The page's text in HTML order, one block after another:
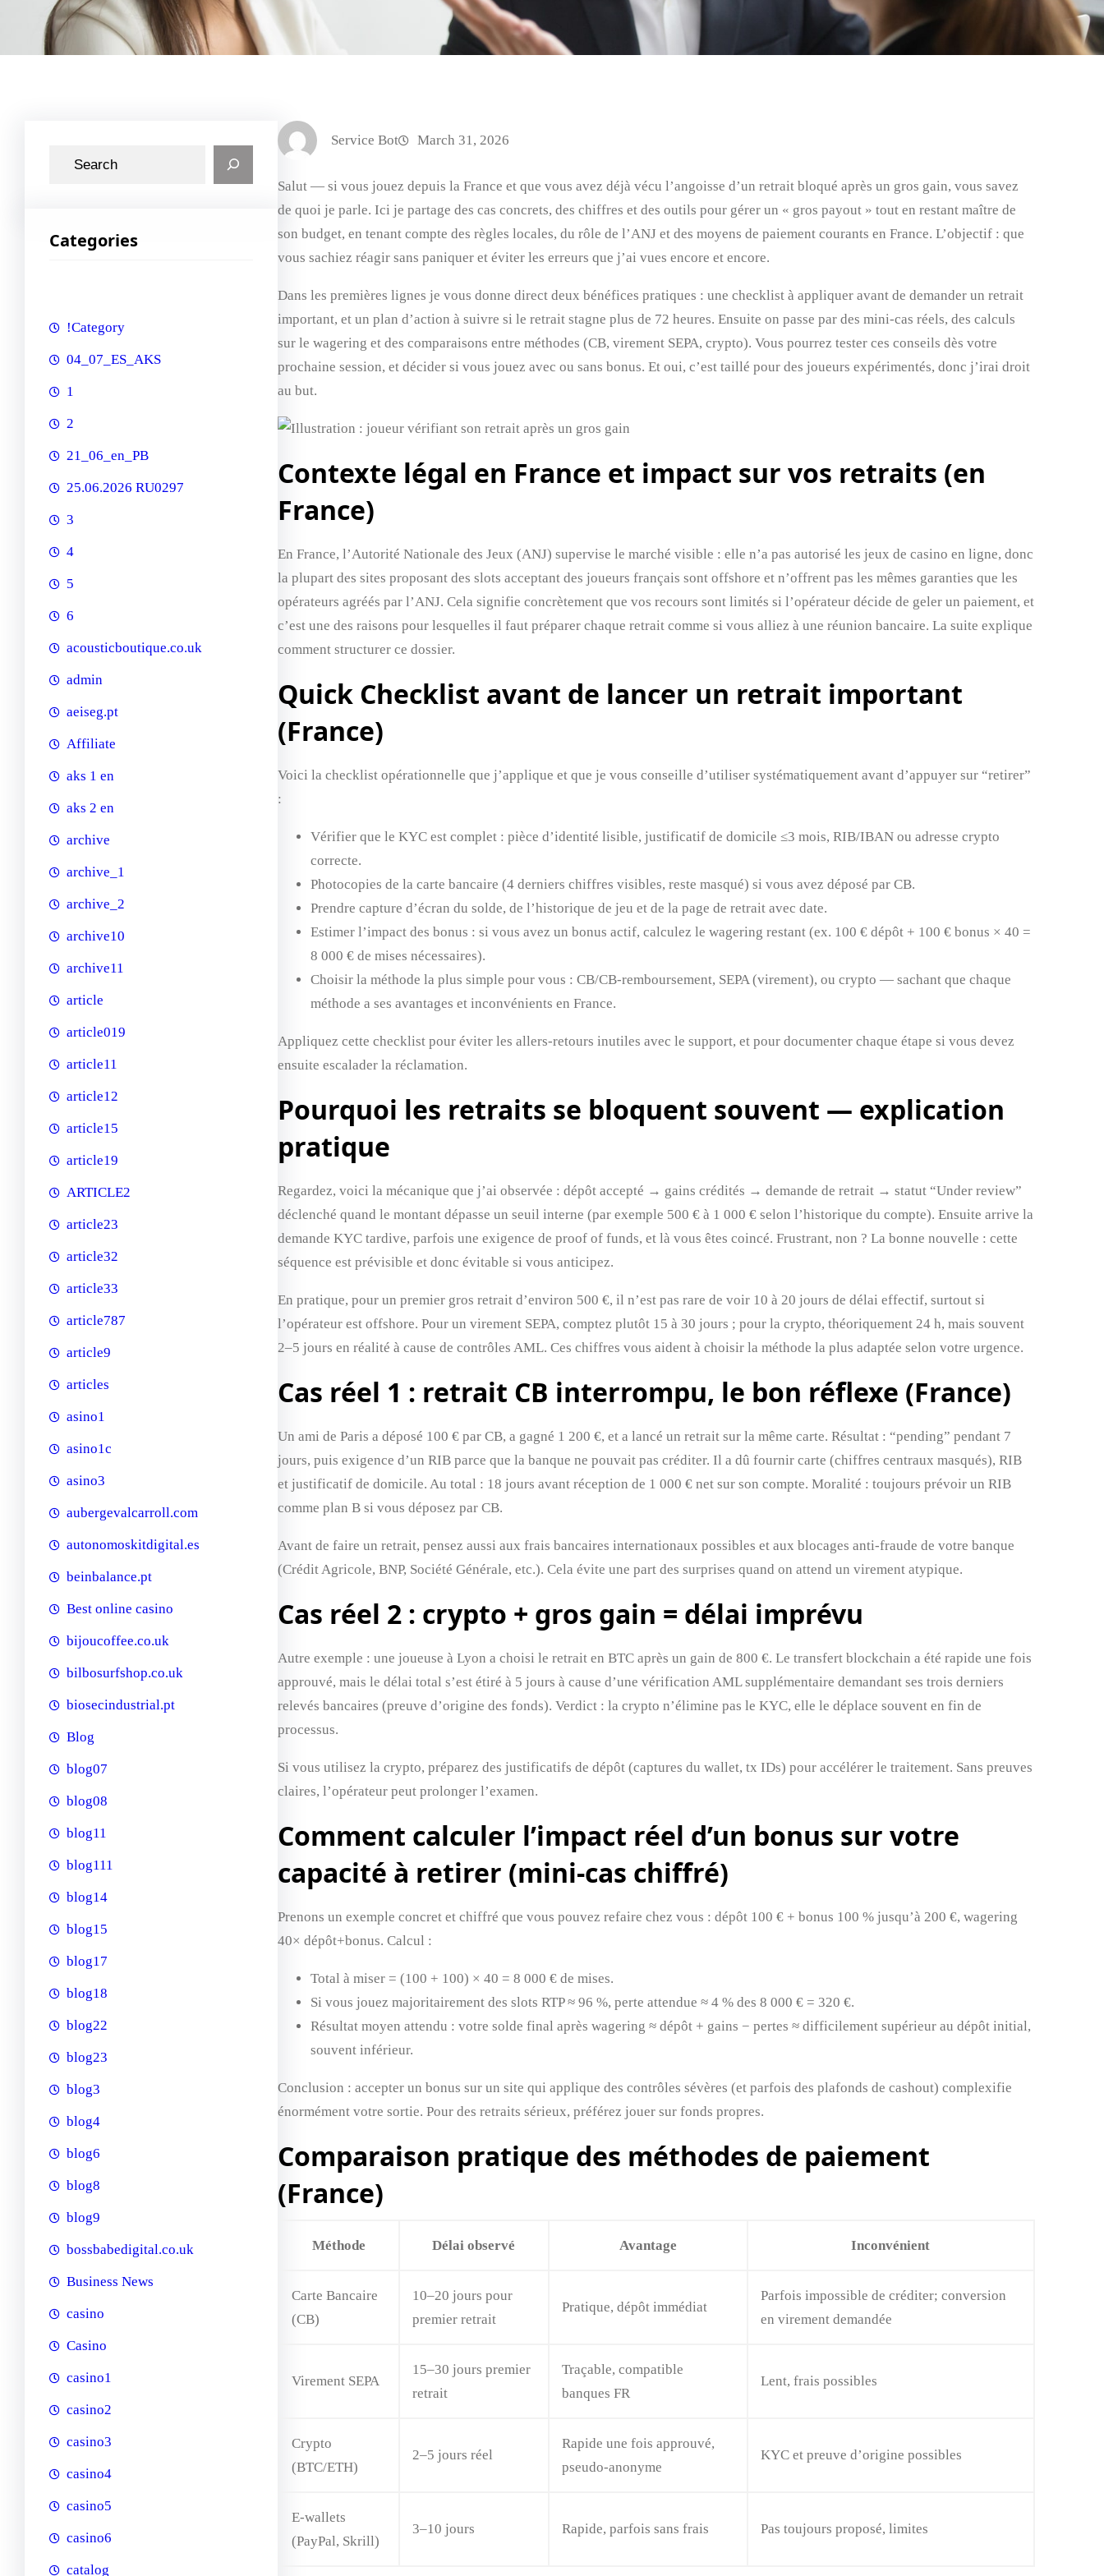
c
Categories
!Category
04_07_ES_AKS
1
2
21_06_en_PB
25.06.2026 RU0297
3
4
5
6
acousticboutique.co.uk
admin
aeiseg.pt
Affiliate
aks 1 en
aks 2 en
archive
archive_1
archive_2
archive10
archive11
article
article019
article11
article12
article15
article19
ARTICLE2
article23
article32
article33
article787
article9
articles
asino1
asino1c
asino3
aubergevalcarroll.com
autonomoskitdigital.es
beinbalance.pt
Best online casino
bijoucoffee.co.uk
bilbosurfshop.co.uk
biosecindustrial.pt
Blog
blog07
blog08
blog11
blog111
blog14
blog15
blog17
blog18
blog22
blog23
blog3
blog4
blog6
blog8
blog9
bossbabedigital.co.uk
Business News
casino
Casino
casino1
casino2
casino3
casino4
casino5
casino6
catalog
Service Bot March 31, 2026
Salut — si vous jouez depuis la France et que vous avez déjà vécu l’angoisse d’un retrait bloqué après un gros gain, vous savez
de quoi je parle. Ici je partage des cas concrets, des chiffres et des outils pour gérer un « gros payout » tout en restant maître de
son budget, en tenant compte des règles locales, du rôle de l’ANJ et des moyens de paiement courants en France. L’objectif : que
vous sachiez réagir sans paniquer et éviter les erreurs que j’ai vues encore et encore.
Dans les premières lignes je vous donne direct deux bénéfices pratiques : une checklist à appliquer avant de demander un retrait
important, et un plan d’action à suivre si le retrait stagne plus de 72 heures. Ensuite on passe par des mini‑cas réels, des calculs
sur le wagering et des comparaisons entre méthodes (CB, virement SEPA, crypto). Vous pourrez tester ces conseils dès votre
prochaine session, et décider si vous jouez avec ou sans bonus. Et oui, c’est taillé pour des joueurs expérimentés, donc j’irai droit
au but.
Contexte légal en France et impact sur vos retraits (en
France)
En France, l’Autorité Nationale des Jeux (ANJ) supervise le marché visible : elle n’a pas autorisé les jeux de casino en ligne, donc
la plupart des sites proposant des slots acceptant des joueurs français sont offshore et n’offrent pas les mêmes garanties que les
opérateurs agréés par l’ANJ. Cela signifie concrètement que vos recours sont limités si l’opérateur décide de geler un paiement, et
c’est une des raisons pour lesquelles il faut préparer chaque retrait comme si vous alliez à une réunion bancaire. La suite explique
comment structurer ce dossier.
Quick Checklist avant de lancer un retrait important
(France)
Voici la checklist opérationnelle que j’applique et que je vous conseille d’utiliser systématiquement avant d’appuyer sur “retirer”
:
Vérifier que le KYC est complet : pièce d’identité lisible, justificatif de domicile ≤3 mois, RIB/IBAN ou adresse crypto
correcte.
Photocopies de la carte bancaire (4 derniers chiffres visibles, reste masqué) si vous avez déposé par CB.
Prendre capture d’écran du solde, de l’historique de jeu et de la page de retrait avec date.
Estimer l’impact des bonus : si vous avez un bonus actif, calculez le wagering restant (ex. 100 € dépôt + 100 € bonus × 40 =
8 000 € de mises nécessaires).
Choisir la méthode la plus simple pour vous : CB/CB‑remboursement, SEPA (virement), ou crypto — sachant que chaque
méthode a ses avantages et inconvénients en France.
Appliquez cette checklist pour éviter les allers‑retours inutiles avec le support, et pour documenter chaque étape si vous devez
ensuite escalader la réclamation.
Pourquoi les retraits se bloquent souvent — explication
pratique
Regardez, voici la mécanique que j’ai observée : dépôt accepté → gains crédités → demande de retrait → statut “Under review”
déclenché quand le montant dépasse un seuil interne (par exemple 500 € à 1 000 € selon l’historique du compte). Ensuite arrive la
demande KYC tardive, parfois une exigence de proof of funds, et là vous êtes coincé. Frustrant, non ? La bonne nouvelle : cette
séquence est prévisible et donc évitable si vous anticipez.
En pratique, pour un premier gros retrait d’environ 500 €, il n’est pas rare de voir 10 à 20 jours de délai effectif, surtout si
l’opérateur est offshore. Pour un virement SEPA, comptez plutôt 15 à 30 jours ; pour la crypto, théoriquement 24 h, mais souvent
2–5 jours en réalité à cause de contrôles AML. Ces chiffres vous aident à choisir la méthode la plus adaptée selon votre urgence.
Cas réel 1 : retrait CB interrompu, le bon réflexe (France)
Un ami de Paris a déposé 100 € par CB, a gagné 1 200 €, et a lancé un retrait sur la même carte. Résultat : “pending” pendant 7
jours, puis exigence d’un RIB parce que la banque ne pouvait pas créditer. Il a dû fournir carte (chiffres centraux masqués), RIB
et justificatif de domicile. Au total : 18 jours avant réception de 1 000 € net sur son compte. Moralité : toujours prévoir un RIB
comme plan B si vous déposez par CB.
Avant de faire un retrait, pensez aussi aux frais bancaires internationaux possibles et aux blocages anti‑fraude de votre banque
(Crédit Agricole, BNP, Société Générale, etc.). Cela évite une part des surprises quand on attend un virement atypique.
Cas réel 2 : crypto + gros gain = délai imprévu
Autre exemple : une joueuse à Lyon a choisi le retrait en BTC après un gain de 800 €. Le transfert blockchain a été rapide une fois
approuvé, mais le délai total s’est étiré à 5 jours à cause d’une vérification AML supplémentaire demandant ses trois derniers
relevés bancaires (preuve d’origine des fonds). Verdict : la crypto n’élimine pas le KYC, elle le déplace souvent en fin de
processus.
Si vous utilisez la crypto, préparez des justificatifs de dépôt (captures du wallet, tx IDs) pour accélérer le traitement. Sans preuves
claires, l’opérateur peut prolonger l’examen.
Comment calculer l’impact réel d’un bonus sur votre
capacité à retirer (mini‑cas chiffré)
Prenons un exemple concret et chiffré que vous pouvez refaire chez vous : dépôt 100 € + bonus 100 % jusqu’à 200 €, wagering
40× dépôt+bonus. Calcul :
Total à miser = (100 + 100) × 40 = 8 000 € de mises.
Si vous jouez majoritairement des slots RTP ≈ 96 %, perte attendue ≈ 4 % des 8 000 € = 320 €.
Résultat moyen attendu : votre solde final après wagering ≈ dépôt + gains − pertes ≈ difficilement supérieur au dépôt initial,
souvent inférieur.
Conclusion : accepter un bonus sur un site qui applique des contrôles sévères (et parfois des plafonds de cashout) complexifie
énormément votre sortie. Pour des retraits sérieux, préférez jouer sur fonds propres.
Comparaison pratique des méthodes de paiement
(France)
Méthode Délai observé Avantage Inconvénient
Carte Bancaire
(CB)
10–20 jours pour
premier retrait
Pratique, dépôt immédiat
Parfois impossible de créditer; conversion
en virement demandée
Virement SEPA
15–30 jours premier
retrait
Traçable, compatible
banques FR
Lent, frais possibles
Crypto
(BTC/ETH)
2–5 jours réel
Rapide une fois approuvé,
pseudo‑anonyme
KYC et preuve d’origine possibles
E‑wallets
(PayPal, Skrill)
3–10 jours Rapide, parfois sans frais Pas toujours proposé, limites